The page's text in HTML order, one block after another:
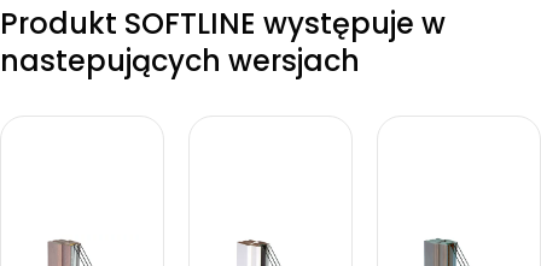
Produkt SOFTLINE występuje w
nastepujących wersjach